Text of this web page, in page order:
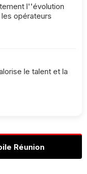
l''évolution
opérateurs
le talent et la
Réunion